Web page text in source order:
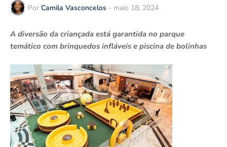
Por Camila Vasconcelos - maio 18, 2024
A diversão da criançada está garantida no parque
temático com brinquedos infláveis e piscina de bolinhas